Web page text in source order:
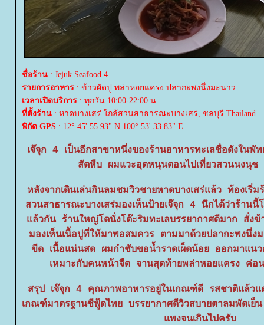
ชื่อร้าน : Jejuk Seafood 4
รายการอาหาร : ข้าวผัดปู พล่าหอยแครง ปลากะพงนึ่งมะนาว
เวลาเปิดบริการ : ทุกวัน 10:00-22:00 น.
ที่ตั้งร้าน : หาดบางเสร่ ใกล้สวนสาธารณะบางเสร่, ชลบุรี Thailand
พิกัด GPS : 12° 45' 55.93" N 100° 53' 33.83" E
เจ๊จุก 4 เป็นอีกสาขาหนึ่งของร้านอาหารทะเลชื่อดังในพั
สัตหีบ ผมแวะอุดหนุนตอนไปเที่ยวสวนนง
หลังจากเดินเล่นกินลมชมวิวชายหาดบางเสร่แล้ว ท้องเริ่ม
สวนสาธารณะบางเสร่มองเห็นป้ายเจ๊จุก 4 นึกได้ว่าร้านนี้
ล้วกัน ร้านใหญ่โตนั่งโต๊ะริมทะเลบรรยากาศดีมาก สั่งข้
มองเห็นเนื้อปูที่ให้มาพอสมควร ตามมาด้วยปลากะพงนึ่
ขีด เนื้อแน่นสด ผมกำชับขอน้ำราดเผ็ดน้อย ออกมาแนว
เหมาะกับคนหน้าจืด จานสุดท้ายพล่าหอยแครง ค่อ
สรุป เจ๊จุก 4 คุณภาพอาหารอยู่ในเกณฑ์ดี รสชาติแล้ว
เกณฑ์มาตรฐานซีฟู้ดไทย บรรยากาศดีวิวสบายตาลมพัดเย็
พงจนเกินไปครับ